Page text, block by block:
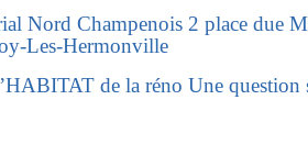
Nord Champenois 2 place due
Les-Hermonville
de la réno Une question